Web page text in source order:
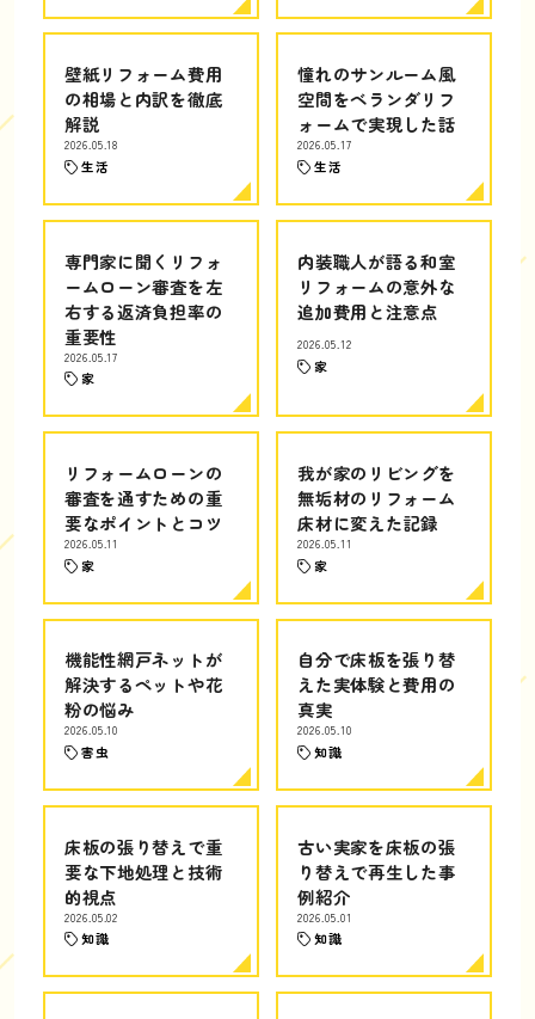
壁紙リフォーム費用
の相場と内訳を徹底
解説
2026.05.18
生活
憧れのサンルーム風
空間をベランダリフ
ォームで実現した話
2026.05.17
生活
専門家に聞くリフォ
ームローン審査を左
右する返済負担率の
重要性
2026.05.17
家
内装職人が語る和室
リフォームの意外な
追加費用と注意点
2026.05.12
家
リフォームローンの
審査を通すための重
要なポイントとコツ
2026.05.11
家
我が家のリビングを
無垢材のリフォーム
床材に変えた記録
2026.05.11
家
機能性網戸ネットが
解決するペットや花
粉の悩み
2026.05.10
害虫
自分で床板を張り替
えた実体験と費用の
真実
2026.05.10
知識
床板の張り替えで重
要な下地処理と技術
的視点
2026.05.02
知識
古い実家を床板の張
り替えで再生した事
例紹介
2026.05.01
知識